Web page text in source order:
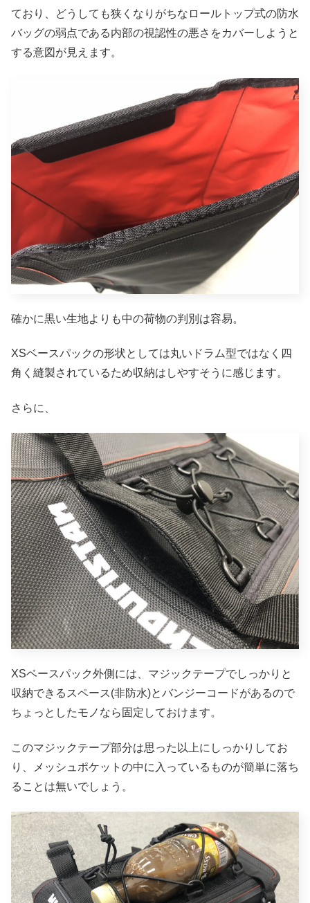
ており、どうしても狭くなりがちなロールトップ式の防水
バッグの弱点である内部の視認性の悪さをカバーしようと
する意図が見えます。
確かに黒い生地よりも中の荷物の判別は容易。
XSベースパックの形状としては丸いドラム型ではなく四
角く縫製されているため収納はしやすそうに感じます。
さらに、
XSベースパック外側には、マジックテープでしっかりと
収納できるスペース(非防水)とバンジーコードがあるので
ちょっとしたモノなら固定しておけます。
このマジックテープ部分は思った以上にしっかりしてお
り、メッシュポケットの中に入っているものが簡単に落ち
ることは無いでしょう。